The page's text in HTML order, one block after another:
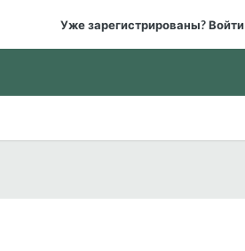
Уже зарегистрированы? Войти